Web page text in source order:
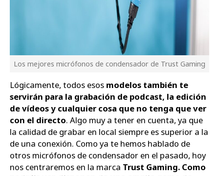
Los mejores micrófonos de condensador de Trust Gaming
Lógicamente, todos esos modelos también te
servirán para la grabación de podcast, la edición
de vídeos y cualquier cosa que no tenga que ver
con el directo. Algo muy a tener en cuenta, ya que
la calidad de grabar en local siempre es superior a la
de una conexión. Como ya te hemos hablado de
otros micrófonos de condensador en el pasado, hoy
nos centraremos en la marca Trust Gaming. Como